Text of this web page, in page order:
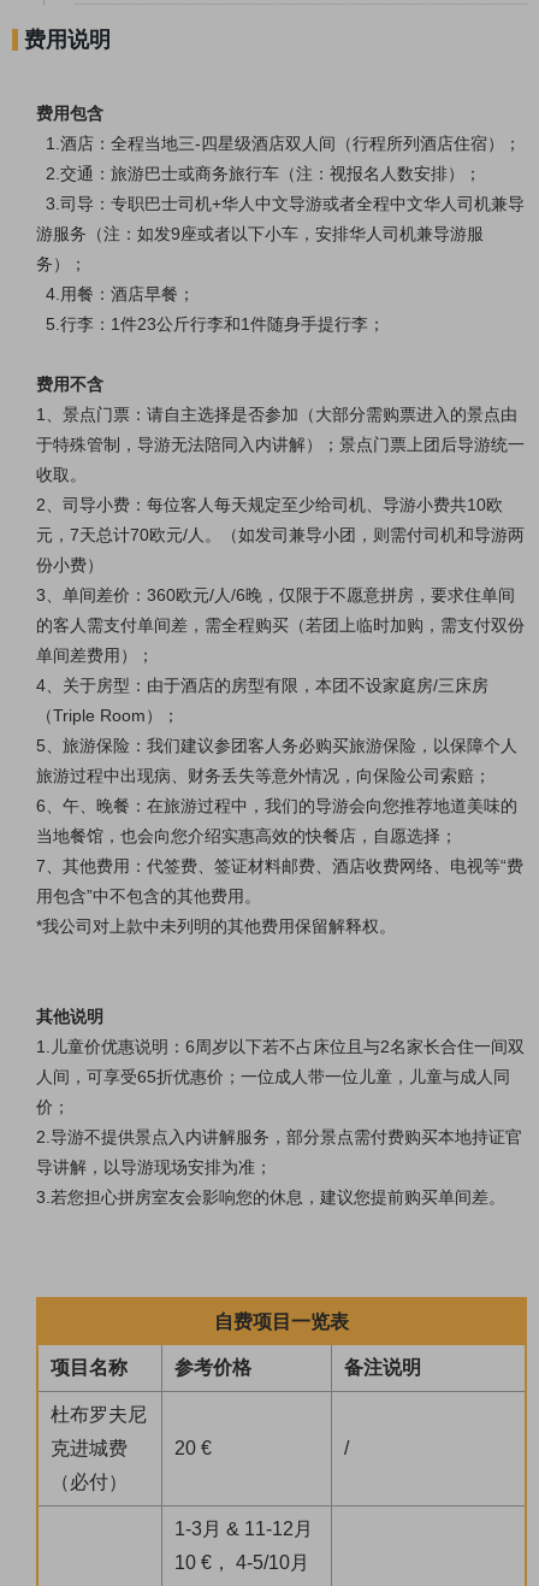
费用说明
费用包含
1.酒店：全程当地三-四星级酒店双人间（行程所列酒店住宿）；
2.交通：旅游巴士或商务旅行车（注：视报名人数安排）；
3.司导：专职巴士司机+华人中文导游或者全程中文华人司机兼导
游服务（注：如发9座或者以下小车，安排华人司机兼导游服
务）；
4.用餐：酒店早餐；
5.行李：1件23公斤行李和1件随身手提行李；
费用不含
1、景点门票：请自主选择是否参加（大部分需购票进入的景点由
于特殊管制，导游无法陪同入内讲解）；景点门票上团后导游统一
收取。
2、司导小费：每位客人每天规定至少给司机、导游小费共10欧
元，7天总计70欧元/人。（如发司兼导小团，则需付司机和导游两
份小费）
3、单间差价：360欧元/人/6晚，仅限于不愿意拼房，要求住单间
的客人需支付单间差，需全程购买（若团上临时加购，需支付双份
单间差费用）；
4、关于房型：由于酒店的房型有限，本团不设家庭房/三床房
（Triple Room）；
5、旅游保险：我们建议参团客人务必购买旅游保险，以保障个人
旅游过程中出现病、财务丢失等意外情况，向保险公司索赔；
6、午、晚餐：在旅游过程中，我们的导游会向您推荐地道美味的
当地餐馆，也会向您介绍实惠高效的快餐店，自愿选择；
7、其他费用：代签费、签证材料邮费、酒店收费网络、电视等“费
用包含”中不包含的其他费用。
*我公司对上款中未列明的其他费用保留解释权。
其他说明
1.儿童价优惠说明：6周岁以下若不占床位且与2名家长合住一间双
人间，可享受65折优惠价；一位成人带一位儿童，儿童与成人同
价；
2.导游不提供景点入内讲解服务，部分景点需付费购买本地持证官
导讲解，以导游现场安排为准；
3.若您担心拼房室友会影响您的休息，建议您提前购买单间差。
自费项目一览表
项目名称 参考价格 备注说明
杜布罗夫尼
克进城费
（必付）
20 € /
1-3月 & 11-12月
10 €， 4-5/10月